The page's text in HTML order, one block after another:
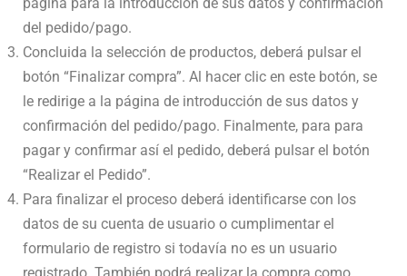
del pedido/pago.
Concluida la selección de productos, deberá pulsar el
botón “Finalizar compra”. Al hacer clic en este botón, se
le redirige a la página de introducción de sus datos y
confirmación del pedido/pago. Finalmente, para para
pagar y confirmar así el pedido, deberá pulsar el botón
“Realizar el Pedido”.
Para finalizar el proceso deberá identificarse con los
datos de su cuenta de usuario o cumplimentar el
formulario de registro si todavía no es un usuario